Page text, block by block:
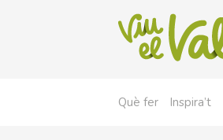
Què fer Inspira’t